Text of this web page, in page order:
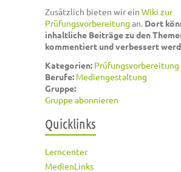
Zusätzlich bieten wir ein Wiki zur
Prüfungsvorbereitung an. Dort
inhaltliche Beiträge zu den
kommentiert und verbessert
Kategorien: Prüfungsvorbereitung
Berufe: Mediengestaltung
Gruppe:
Gruppe abonnieren
Quicklinks
Lerncenter
MedienLinks